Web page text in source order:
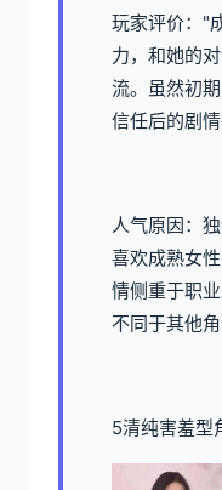
玩家评价："
力，和她的
流。虽然初
信任后的剧
人气原因：
喜欢成熟女
情侧重于职
不同于其他角
5清纯害羞型